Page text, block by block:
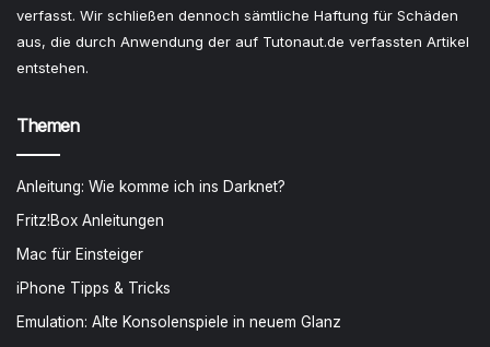
verfasst. Wir schließen dennoch sämtliche Haftung für Schäden
aus, die durch Anwendung der auf Tutonaut.de verfassten Artikel
entstehen.
Themen
Anleitung: Wie komme ich ins Darknet?
Fritz!Box Anleitungen
Mac für Einsteiger
iPhone Tipps & Tricks
Emulation: Alte Konsolenspiele in neuem Glanz